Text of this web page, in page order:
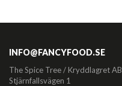
INFO@FANCYFOOD.SE
The Spice Tree / Kryddlagret AB
Stjärnfallsvägen 1